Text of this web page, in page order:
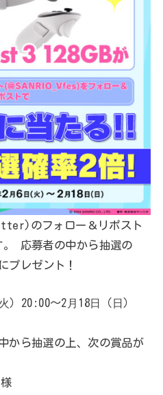
のフォロー＆リポスト
応募者の中から抽選の
プレゼント！
）20:00〜2⽉18⽇（⽇）
から抽選の上、次の賞品が